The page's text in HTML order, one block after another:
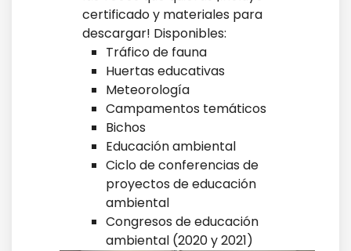
certificado y materiales para
descargar! Disponibles:
Tráfico de fauna
Huertas educativas
Meteorología
Campamentos temáticos
Bichos
Educación ambiental
Ciclo de conferencias de
proyectos de educación
ambiental
Congresos de educación
ambiental (2020 y 2021)